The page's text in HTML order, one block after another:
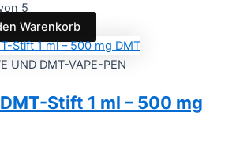
5
Warenkorb
UND DMT-VAPE-PEN
Stift 1 ml – 500 mg